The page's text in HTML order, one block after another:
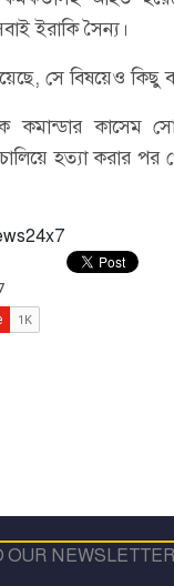
ইরাকি সৈন্য।
সে বিষয়েও কিছু
কমান্ডার কাসেম
চালিয়ে হত্যা করার
OUR